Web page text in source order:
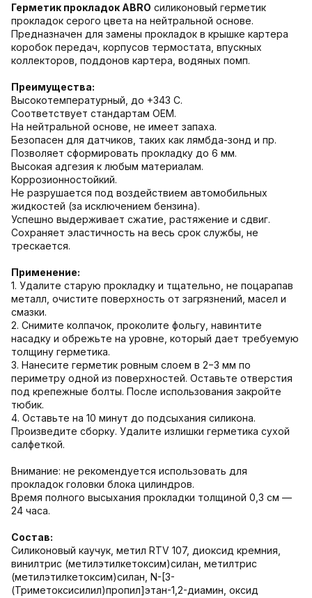
Герметик прокладок ABRO силиконовый герметик
прокладок серого цвета на нейтральной основе.
Предназначен для замены прокладок в крышке картера
коробок передач, корпусов термостата, впускных
коллекторов, поддонов картера, водяных помп.
Преимущества:
Высокотемпературный, до +343 С.
Соответствует стандартам OEM.
На нейтральной основе, не имеет запаха.
Безопасен для датчиков, таких как лямбда-зонд и пр.
Позволяет сформировать прокладку до 6 мм.
Высокая адгезия к любым материалам.
Коррозионностойкий.
Не разрушается под воздействием автомобильных
жидкостей (за исключением бензина).
Успешно выдерживает сжатие, растяжение и сдвиг.
Сохраняет эластичность на весь срок службы, не
трескается.
Применение:
1. Удалите старую прокладку и тщательно, не поцарапав
металл, очистите поверхность от загрязнений, масел и
смазки.
2. Снимите колпачок, проколите фольгу, навинтите
насадку и обрежьте на уровне, который дает требуемую
толщину герметика.
3. Нанесите герметик ровным слоем в 2−3 мм по
периметру одной из поверхностей. Оставьте отверстия
под крепежные болты. После использования закройте
тюбик.
4. Оставьте на 10 минут до подсыхания силикона.
Произведите сборку. Удалите излишки герметика сухой
салфеткой.
Внимание: не рекомендуется использовать для
прокладок головки блока цилиндров.
Время полного высыхания прокладки толщиной 0,3 см —
24 часа.
Состав:
Cиликоновый каучук, метил RTV 107, диоксид кремния,
винилтрис (метилэтилкетоксим)силан, метилтрис
(метилэтилкетоксим)силан, N-[3-
(Триметоксисилил)пропил]этан-1,2-диамин, оксид